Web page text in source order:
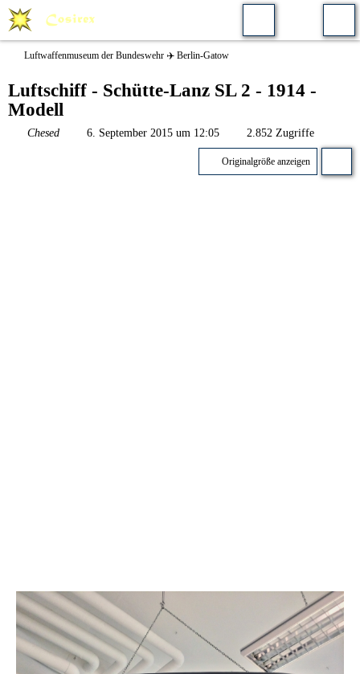
Luftwaffenmuseum der Bundeswehr ✈️ Berlin-Gatow
Luftschiff - Schütte-Lanz SL 2 - 1914 -
Modell
Chesed 6. September 2015 um 12:05 2.852 Zugriffe
Originalgröße anzeigen